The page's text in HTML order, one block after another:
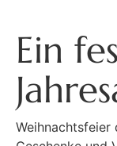
Ein
Weihnachtsfeier